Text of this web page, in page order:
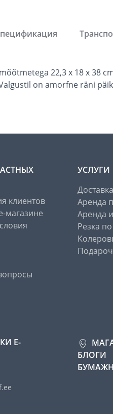
22,3 x 18 x 38
on amorfne räni
клиентов
магазине
УСЛУГИ
Доставка
Аренда
Аренда
Резка
Е-
БЛОГИ